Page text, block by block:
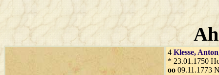
4 Klesse, Anton
* 23.01.1750
oo 09.11.1773